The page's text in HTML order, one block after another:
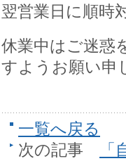
翌営業日に順時
休業中はご迷惑
すようお願い申
一覧へ戻る
次の記事